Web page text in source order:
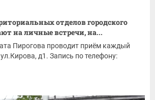
отделов городского
на личные встречи, на...
Пирогова проводит приём каждый
д1. Запись по телефону: